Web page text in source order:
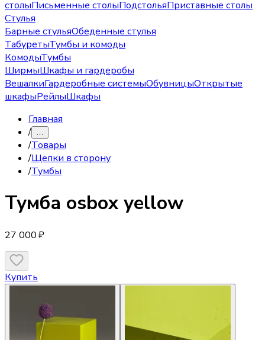
столыПисьменные столыПодстольяПриставные столы
Стулья
Барные стульяОбеденные стулья
ТабуретыТумбы и комоды
КомодыТумбы
ШирмыШкафы и гардеробы
ВешалкиГардеробные системыОбувницыОткрытые
шкафыРейлыШкафы
Главная
/ …
/Товары
/Щепки в сторону
/Тумбы
Тумба osbox yellow
27 000 ₽
Купить